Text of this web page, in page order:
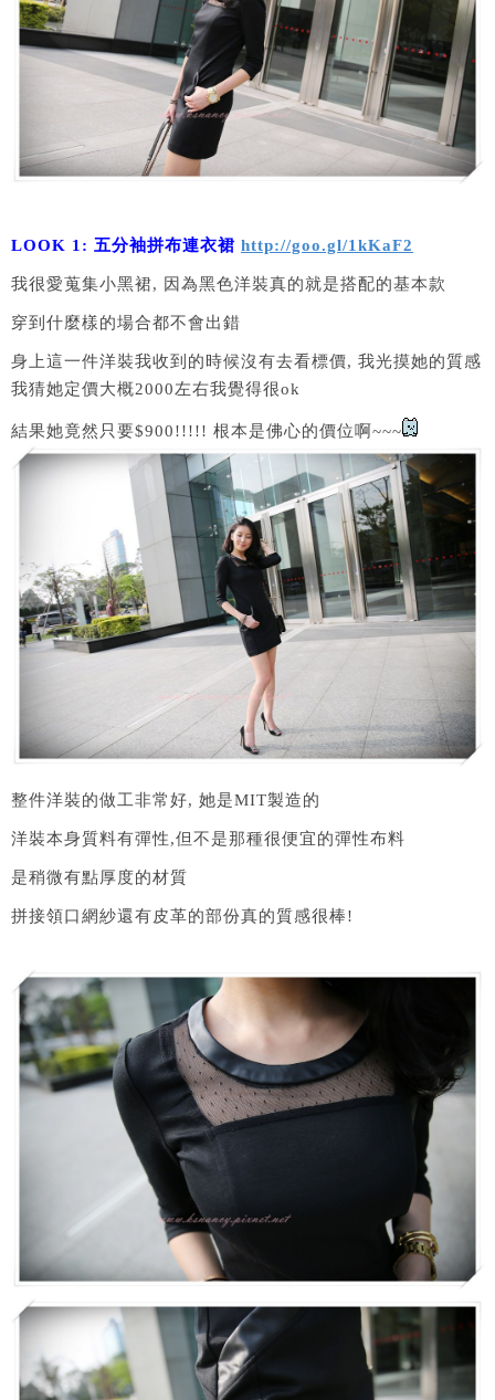
LOOK 1: 五分袖拼布連衣裙 http://goo.gl/1kKaF2
我很愛蒐集小黑裙, 因為黑色洋裝真的就是搭配的基本款
穿到什麼樣的場合都不會出錯
身上這一件洋裝我收到的時候沒有去看標價, 我光摸她的質感
我猜她定價大概2000左右我覺得很ok
結果她竟然只要$900!!!!! 根本是佛心的價位啊~~~
整件洋裝的做工非常好, 她是MIT製造的
洋裝本身質料有彈性,但不是那種很便宜的彈性布料
是稍微有點厚度的材質
拼接領口網紗還有皮革的部份真的質感很棒!